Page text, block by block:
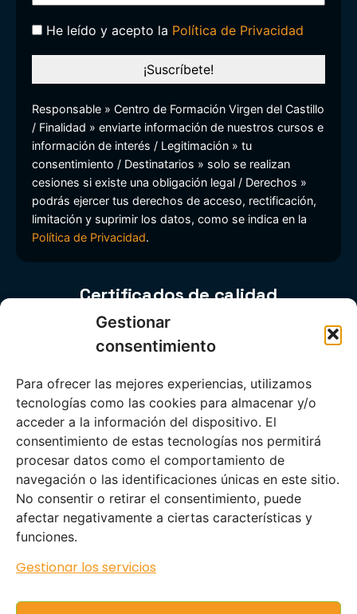
Gestionar
consentimiento
Para ofrecer las mejores experiencias, utilizamos
tecnologías como las cookies para almacenar y/o
acceder a la información del dispositivo. El
consentimiento de estas tecnologías nos permitirá
procesar datos como el comportamiento de
navegación o las identificaciones únicas en este sitio.
No consentir o retirar el consentimiento, puede
afectar negativamente a ciertas características y
funciones.
Gestionar los servicios
He leído y acepto la Política de Privacidad
Responsable » Centro de Formación Virgen del Castillo
/ Finalidad » enviarte información de nuestros cursos e
información de interés / Legitimación » tu
consentimiento / Destinatarios » solo se realizan
cesiones si existe una obligación legal / Derechos »
podrás ejercer tus derechos de acceso, rectificación,
limitación y suprimir los datos, como se indica en la
Política de Privacidad.
Certificados de calidad
Información legal
Aviso Legal
Protección de
|Condiciones de Uso